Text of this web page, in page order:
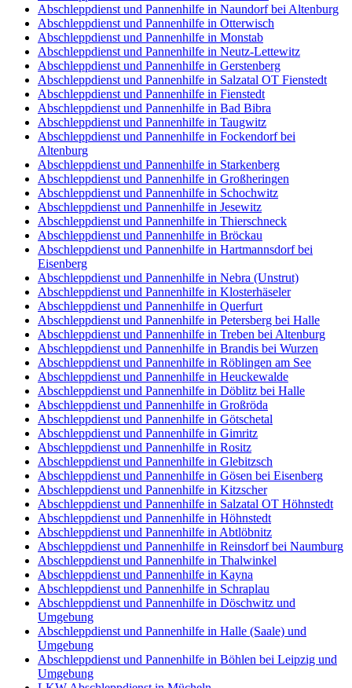
Abschleppdienst und Pannenhilfe in Naundorf bei Altenburg
Abschleppdienst und Pannenhilfe in Otterwisch
Abschleppdienst und Pannenhilfe in Monstab
Abschleppdienst und Pannenhilfe in Neutz-Lettewitz
Abschleppdienst und Pannenhilfe in Gerstenberg
Abschleppdienst und Pannenhilfe in Salzatal OT Fienstedt
Abschleppdienst und Pannenhilfe in Fienstedt
Abschleppdienst und Pannenhilfe in Bad Bibra
Abschleppdienst und Pannenhilfe in Taugwitz
Abschleppdienst und Pannenhilfe in Fockendorf bei
Altenburg
Abschleppdienst und Pannenhilfe in Starkenberg
Abschleppdienst und Pannenhilfe in Großheringen
Abschleppdienst und Pannenhilfe in Schochwitz
Abschleppdienst und Pannenhilfe in Jesewitz
Abschleppdienst und Pannenhilfe in Thierschneck
Abschleppdienst und Pannenhilfe in Bröckau
Abschleppdienst und Pannenhilfe in Hartmannsdorf bei
Eisenberg
Abschleppdienst und Pannenhilfe in Nebra (Unstrut)
Abschleppdienst und Pannenhilfe in Klosterhäseler
Abschleppdienst und Pannenhilfe in Querfurt
Abschleppdienst und Pannenhilfe in Petersberg bei Halle
Abschleppdienst und Pannenhilfe in Treben bei Altenburg
Abschleppdienst und Pannenhilfe in Brandis bei Wurzen
Abschleppdienst und Pannenhilfe in Röblingen am See
Abschleppdienst und Pannenhilfe in Heuckewalde
Abschleppdienst und Pannenhilfe in Döblitz bei Halle
Abschleppdienst und Pannenhilfe in Großröda
Abschleppdienst und Pannenhilfe in Götschetal
Abschleppdienst und Pannenhilfe in Gimritz
Abschleppdienst und Pannenhilfe in Rositz
Abschleppdienst und Pannenhilfe in Glebitzsch
Abschleppdienst und Pannenhilfe in Gösen bei Eisenberg
Abschleppdienst und Pannenhilfe in Kitzscher
Abschleppdienst und Pannenhilfe in Salzatal OT Höhnstedt
Abschleppdienst und Pannenhilfe in Höhnstedt
Abschleppdienst und Pannenhilfe in Abtlöbnitz
Abschleppdienst und Pannenhilfe in Reinsdorf bei Naumburg
Abschleppdienst und Pannenhilfe in Thalwinkel
Abschleppdienst und Pannenhilfe in Kayna
Abschleppdienst und Pannenhilfe in Schraplau
Abschleppdienst und Pannenhilfe in Döschwitz und
Umgebung
Abschleppdienst und Pannenhilfe in Halle (Saale) und
Umgebung
Abschleppdienst und Pannenhilfe in Böhlen bei Leipzig und
Umgebung